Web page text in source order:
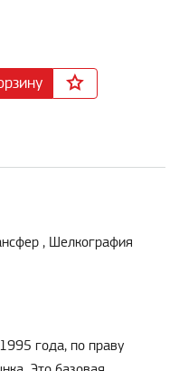
, Шелкография
года, по праву